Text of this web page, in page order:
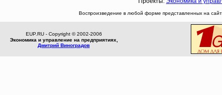
Воспроизведение в любой форме представленных на
EUP.RU - Copyright © 2002-2006
Экономика и управление на предприятиях,
Дмитрий Виноградов